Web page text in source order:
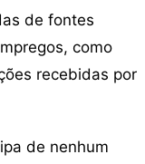
de fontes
como
recebidas por
de nenhum